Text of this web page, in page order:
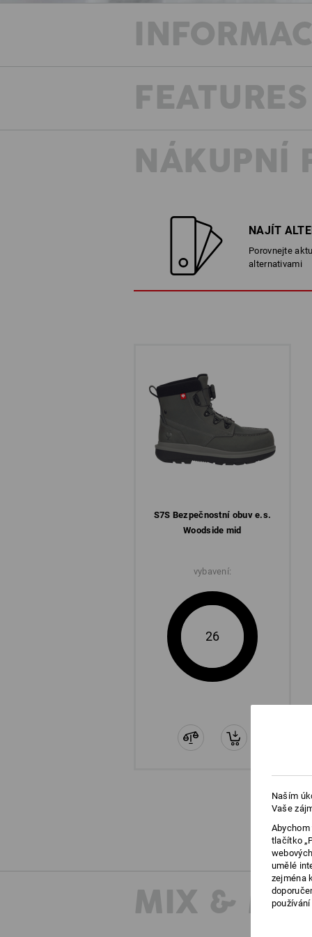
FEATURES
NÁKUPNÍ
NAJÍT
Porovnejte
alternativami
S7S Bezpečnostní obuv e.s.
Woodside mid
vybavení:
26
MIX &
Naším
Vaše
tlačítko
umělé
zejména